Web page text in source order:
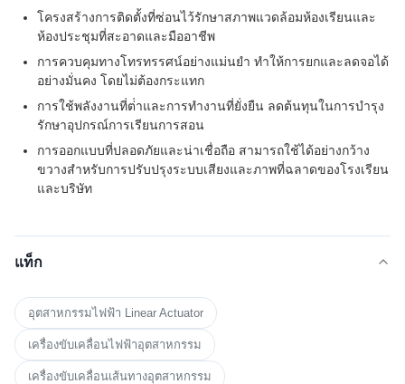
โครงสร้างการติดตั้งที่ซ่อนไว้รักษาสภาพแวดล้อมห้องเรียนและ
ห้องประชุมที่สะอาดและมืออาชีพ
การควบคุมทางโทรทรรศน์อย่างแม่นยํา ทําให้การยกและลดจอได้
อย่างมั่นคง โดยไม่ต้องกระแทก
การใช้พลังงานที่ต่ําและการทํางานที่ยั่งยืน ลดต้นทุนในการบํารุง
รักษาอุปกรณ์การเรียนการสอน
การออกแบบที่ปลอดภัยและน่าเชื่อถือ สามารถใช้ได้อย่างกว้าง
ขวางสําหรับการปรับปรุงระบบเสียงและภาพที่ฉลาดของโรงเรียน
และบริษัท
แท็ก
อุตสาหกรรมไฟฟ้า Linear Actuator
เครื่องขับเคลื่อนไฟฟ้าอุตสาหกรรม
เครื่องขับเคลื่อนเส้นทางอุตสาหกรรม